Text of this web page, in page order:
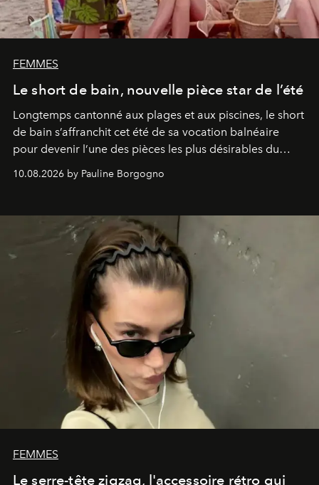
FEMMES
Le short de bain, nouvelle pièce star de l’été
Longtemps cantonné aux plages et aux piscines, le short
de bain s’affranchit cet été de sa vocation balnéaire
pour devenir l’une des pièces les plus désirables du
10.08.2026 by Pauline Borgogno
FEMMES
Le serre-tête zigzag, l'accessoire rétro qui